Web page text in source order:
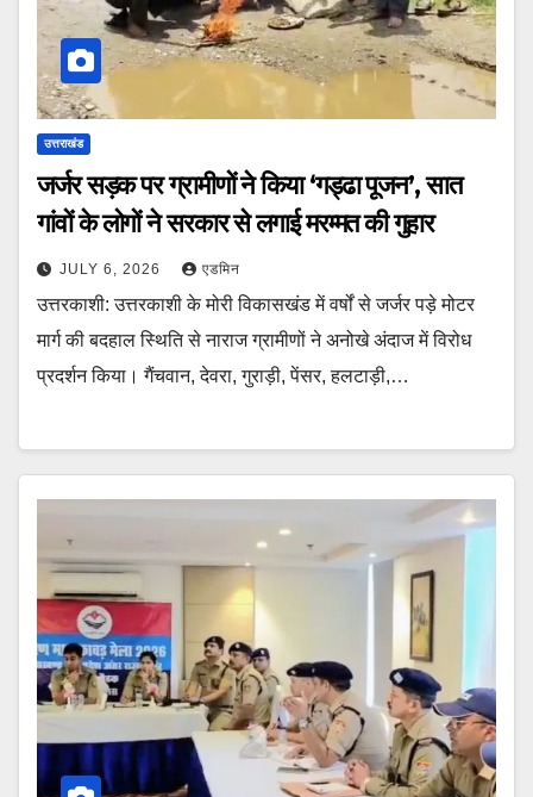
उत्तराखंड
जर्जर सड़क पर ग्रामीणों ने किया ‘गड्ढा पूजन’, सात
गांवों के लोगों ने सरकार से लगाई मरम्मत की गुहार
JULY 6, 2026 एडमिन
उत्तरकाशी: उत्तरकाशी के मोरी विकासखंड में वर्षों से जर्जर पड़े मोटर
मार्ग की बदहाल स्थिति से नाराज ग्रामीणों ने अनोखे अंदाज में विरोध
प्रदर्शन किया। गैंचवान, देवरा, गुराड़ी, पेंसर, हलटाड़ी,…